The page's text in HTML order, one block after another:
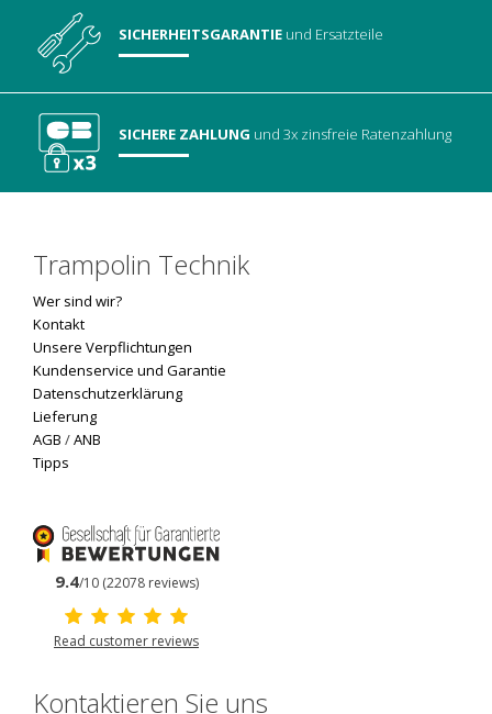
SICHERHEITSGARANTIE und Ersatzteile
SICHERE ZAHLUNG und 3x zinsfreie Ratenzahlung
Trampolin Technik
Wer sind wir?
Kontakt
Unsere Verpflichtungen
Kundenservice und Garantie
Datenschutzerklärung
Lieferung
AGB /ANB
Tipps
9.4/10 (22078 reviews)
Read customer reviews
Kontaktieren Sie uns